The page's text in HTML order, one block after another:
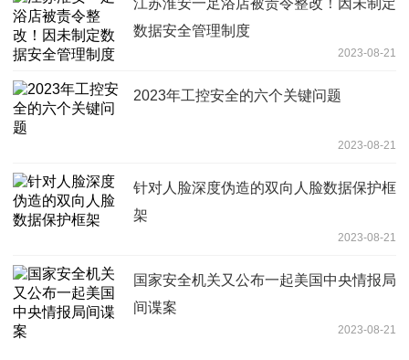
数据安全管理制度
2023-08-21
2023年工控安全的六个关键问题
2023-08-21
针对人脸深度伪造的双向人脸数据保护框
架
2023-08-21
国家安全机关又公布一起美国中央情报局
间谍案
2023-08-21